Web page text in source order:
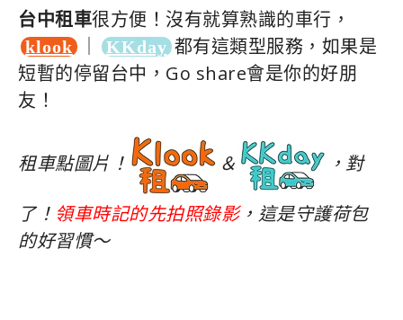
台中租車很方便！沒有就算熟識的車行，
klook KKday 都有這類型服務，如果是
短暫的停留台中，Go share會是你的好朋
友！
租車點圖片！ ＆ ，對
了！ 領車時記的先拍照錄影，這是守護荷包
的好習慣～